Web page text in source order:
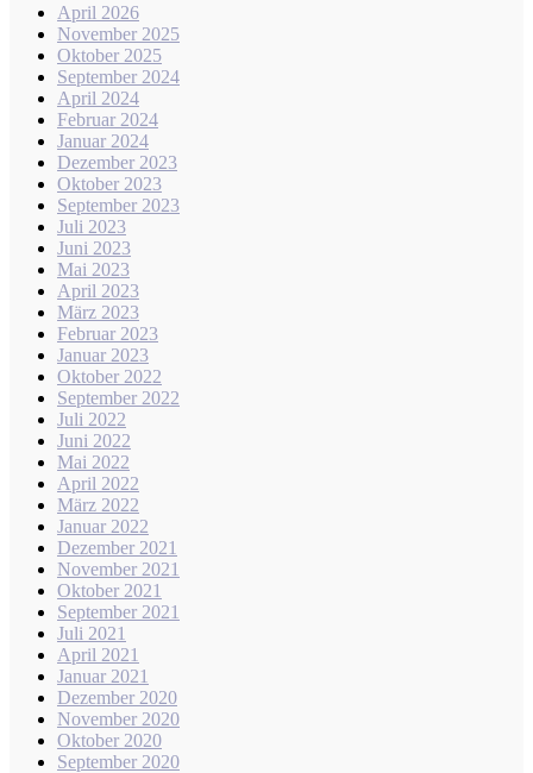
April 2026
November 2025
Oktober 2025
September 2024
April 2024
Februar 2024
Januar 2024
Dezember 2023
Oktober 2023
September 2023
Juli 2023
Juni 2023
Mai 2023
April 2023
März 2023
Februar 2023
Januar 2023
Oktober 2022
September 2022
Juli 2022
Juni 2022
Mai 2022
April 2022
März 2022
Januar 2022
Dezember 2021
November 2021
Oktober 2021
September 2021
Juli 2021
April 2021
Januar 2021
Dezember 2020
November 2020
Oktober 2020
September 2020